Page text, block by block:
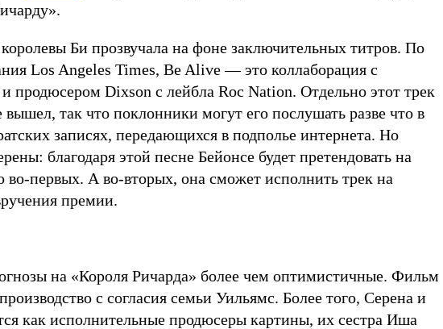
Би прозвучала на фоне заключительных титров. По
Los Angeles Times, Be Alive — это коллаборация с
продюсером Dixson с лейбла Roc Nation. Отдельно этот трек
вышел, так что поклонники могут его послушать разве что в
записях, передающихся в подполье интернета. Но
благодаря этой песне Бейонсе будет претендовать на
во-первых. А во-вторых, она сможет исполнить трек на
премии.
на «Короля Ричарда» более чем оптимистичные. Фильм
с согласия семьи Уильямс. Более того, Серена и
как исполнительные продюсеры картины, их сестра Иша